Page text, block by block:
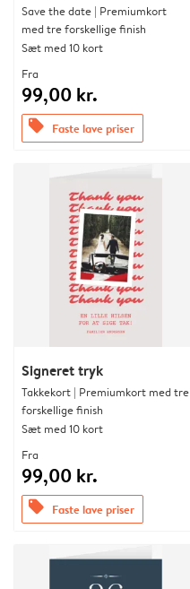
Save the date | Premiumkort
med tre forskellige finish
Sæt med 10 kort
Fra
99,00 kr.
offers Faste lave priser
Signeret tryk
Takkekort | Premiumkort med tre
forskellige finish
Sæt med 10 kort
Fra
99,00 kr.
offers Faste lave priser